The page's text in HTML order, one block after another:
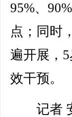
95%、
点；同时
遍开展，
效干预。
记者